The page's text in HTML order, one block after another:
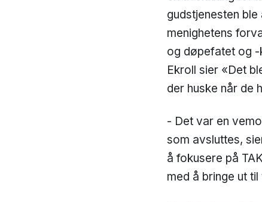
gudstjenesten
menighetens
og døpefatet og -
Ekroll sier «Det
der huske når de
- Det var en
som avsluttes,
å fokusere på
med å bringe ut